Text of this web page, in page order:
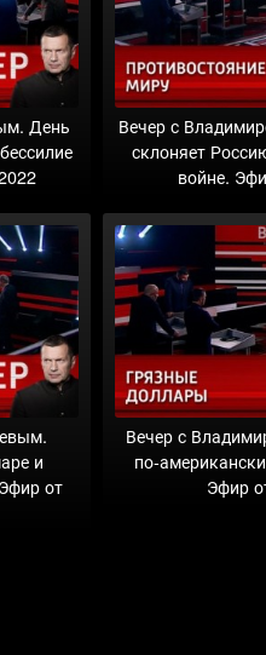
День
Вечер с
склоняет
войне.
и
от
Вечер с
по-
Эфир